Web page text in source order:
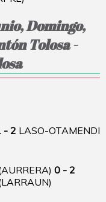
Domingo,
Tolosa -
- 2 LASO-OTAMENDI
0 - 2